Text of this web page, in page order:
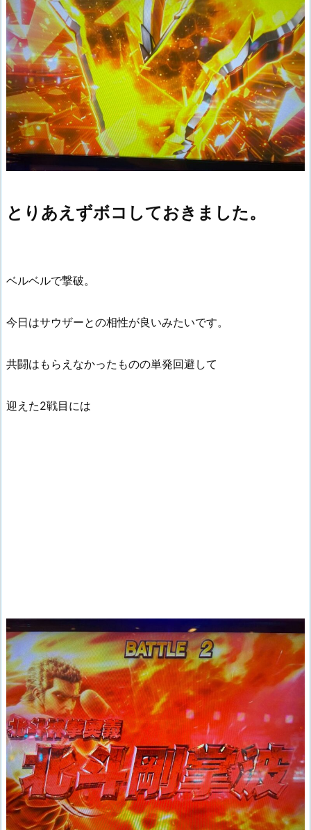
とりあえずボコしておきました。
ベルベルで撃破。
今日はサウザーとの相性が良いみたいです。
共闘はもらえなかったものの単発回避して
迎えた2戦目には